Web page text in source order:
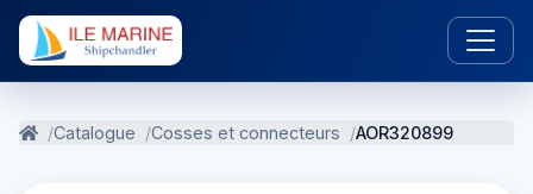
Catalogue Cosses et connecteurs AOR320899